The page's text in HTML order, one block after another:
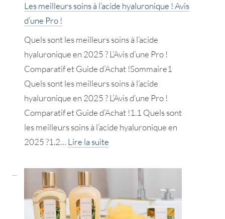
d’une
!
Les meilleurs soins à l’acide hyaluronique ! Avis
d’une Pro !
Quels sont les meilleurs soins à l’acide
hyaluronique en 2025 ? L’Avis d’une Pro !
Comparatif et Guide d’Achat !Sommaire1
Quels sont les meilleurs soins à l’acide
hyaluronique en 2025 ? L’Avis d’une Pro !
Comparatif et Guide d’Achat !1.1 Quels sont
les meilleurs soins à l’acide hyaluronique en
2025 ?1.2… Lire la suite
meilleurs
à
l’acide